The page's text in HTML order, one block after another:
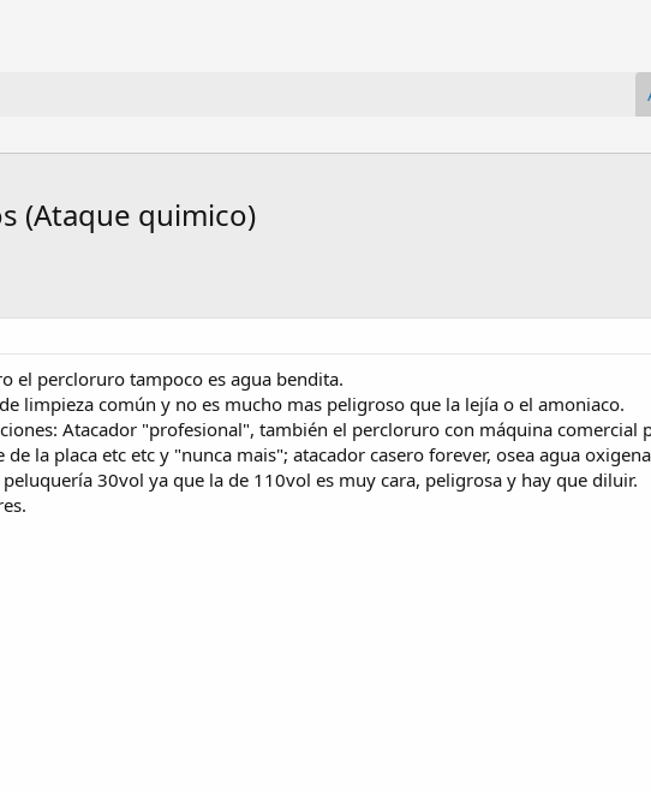
(Ataque quimico)
el percloruro tampoco es agua bendita.
limpieza común y no es mucho mas peligroso que la lejía o el amoniaco.
Atacador "profesional", también el percloruro con máquina comercial
la placa etc etc y "nunca mais"; atacador casero forever, osea agua
30vol ya que la de 110vol es muy cara, peligrosa y hay que diluir.